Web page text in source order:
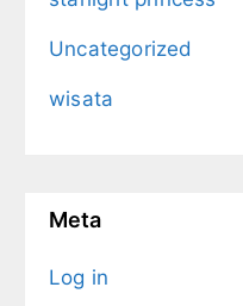
Uncategorized
wisata
Meta
Log in